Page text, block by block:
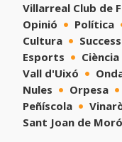
Villarreal Club de
Opinió
Política
Cultura
Esports
Vall d'Uixó
Nules
Orpesa
Peñíscola
Sant Joan de Moró